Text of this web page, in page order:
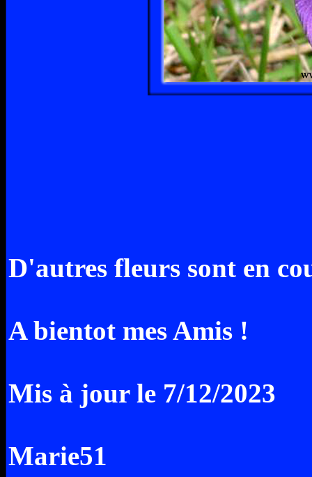
D'autres fleurs sont en
A bientot mes Amis !
Mis à jour le 7/12/2023
Marie51